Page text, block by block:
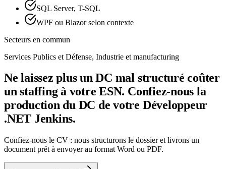
SQL Server, T-SQL
WPF ou Blazor selon contexte
Secteurs en commun
Services Publics et Défense, Industrie et manufacturing
Ne laissez plus un DC mal structuré coûter
un staffing à votre ESN. Confiez-nous la
production du DC de votre Développeur
.NET Jenkins.
Confiez-nous le CV : nous structurons le dossier et livrons un
document prêt à envoyer au format Word ou PDF.